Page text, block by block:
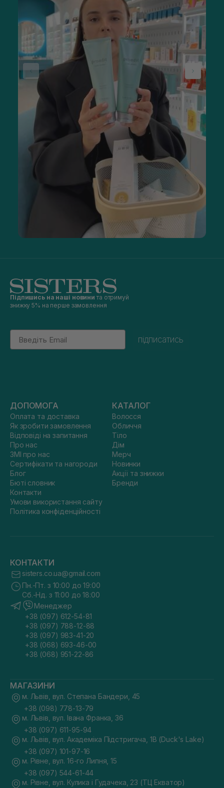
Підпишись на наші новини та отримуй
знижку 5% на перше замовлення
Email
підписатись
ДОПОМОГА
Оплата та доставка
Як зробити замовлення
Відповіді на запитання
Про нас
ЗМІ про нас
Сертифікати та нагороди
Блог
Бюті словник
Контакти
Умови використання сайту
Політика конфіденційності
КАТАЛОГ
Волосся
Обличчя
Тіло
Дім
Мерч
Новинки
Акції та знижки
Бренди
КОНТАКТИ
sisters.co.ua@gmail.com
Пн.-Пт. з 10:00 до 19:00
Сб.-Нд. з 11:00 до 18:00
Менеджер
+38 (097) 612-54-81
+38 (097) 788-12-88
+38 (097) 983-41-20
+38 (068) 693-46-00
+38 (068) 951-22-86
МАГАЗИНИ
м. Львів, вул. Степана Бандери, 45
+38 (098) 778-13-79
м. Львів, вул. Івана Франка, 36
+38 (097) 611-95-94
м. Львів, вул. Академіка Підстригача, 1В (Duck's Lake)
+38 (097) 101-97-16
м. Рівне, вул. 16-го Липня, 15
+38 (097) 544-61-44
м. Рівне, вул. Кулика і Гудачека, 23 (ТЦ Екватор)